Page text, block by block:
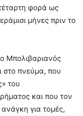
φορά ως
μήνες πριν το
Μπολιβαριανός
στο πνεύμα, που
του
και που τον
για τομές,